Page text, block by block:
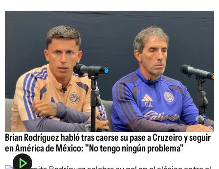
Brian Rodríguez habló tras caerse su pase a Cruzeiro y seguir
en América de México: "No tengo ningún problema"